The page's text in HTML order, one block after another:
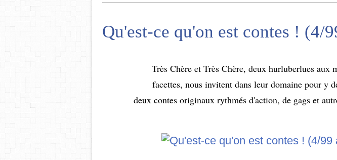
Qu'est-ce qu'on est contes ! (4/
Très Chère et Très Chère, deux hurluberlues aux
facettes, nous invitent dans leur domaine pour y
deux contes originaux rythmés d'action, de gags et